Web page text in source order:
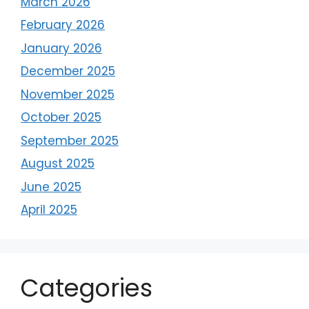
February 2026
January 2026
December 2025
November 2025
October 2025
September 2025
August 2025
June 2025
April 2025
Categories